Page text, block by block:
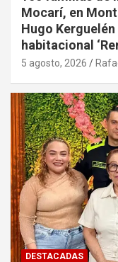
Mocarí, en
Hugo
habitacional
5 agosto, 2026
DESTACADAS